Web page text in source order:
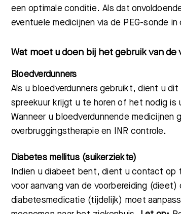
een optimale conditie. Als dat
eventuele medicijnen via de PEG-sonde
Wat moet u doen bij het gebruik van de
Bloedverdunners
Als u bloedverdunners gebruikt, dient u
spreekuur krijgt u te horen of het nodig
Wanneer u bloedverdunnende
overbruggingstherapie en INR controle.
Diabetes mellitus (suikerziekte)
Indien u diabeet bent, dient u contact op
voor aanvang van de voorbereiding (dieet)
diabetesmedicatie (tijdelijk) moet